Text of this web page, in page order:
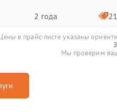
2 года
в прайс-листе указаны
Мы проверим